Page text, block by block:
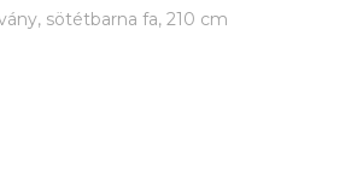
sötétbarna fa, 210 cm